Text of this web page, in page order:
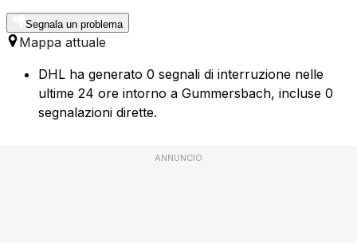
Segnala un problema
Mappa attuale
DHL ha generato 0 segnali di interruzione nelle
ultime 24 ore intorno a Gummersbach, incluse 0
segnalazioni dirette.
ANNUNCIO